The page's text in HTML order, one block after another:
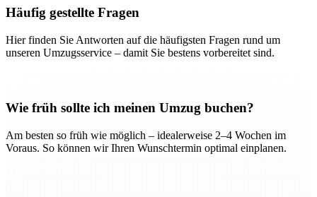
Häufig gestellte Fragen
Hier finden Sie Antworten auf die häufigsten Fragen rund um
unseren Umzugsservice – damit Sie bestens vorbereitet sind.
Wie früh sollte ich meinen Umzug buchen?
Am besten so früh wie möglich – idealerweise 2–4 Wochen im
Voraus. So können wir Ihren Wunschtermin optimal einplanen.